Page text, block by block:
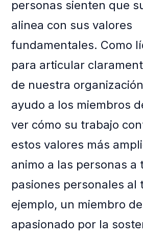
personas sienten que
alinea con sus valores
fundamentales. Como
para articular
de nuestra
ayudo a los miembros
ver cómo su trabajo
estos valores más
animo a las personas a
pasiones personales al
ejemplo, un miembro
apasionado por la